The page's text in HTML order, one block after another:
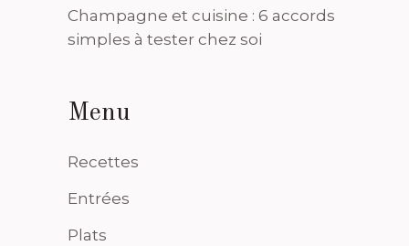
Champagne et cuisine : 6 accords
simples à tester chez soi
Menu
Recettes
Entrées
Plats